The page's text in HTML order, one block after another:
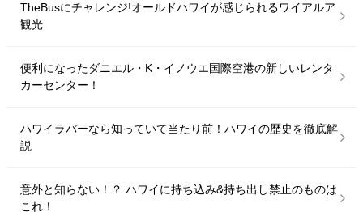
TheBusにチャレンジ!オールドハワイが感じられるワイアルア
観光
便利になったダニエル・K・イノウエ国際空港の新しいレンタ
カーセンター！
ハワイラバーなら知っていて当たり前！ハワイの歴史を徹底解
説
意外と知らない！？ ハワイに持ち込み&持ち出し禁止のものは
これ！